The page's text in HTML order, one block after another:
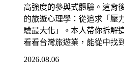
高強度的參與式體驗。這背
的旅遊心理學：從追求「壓
驗最大化」。本人帶你拆解
看看台灣旅遊業，能從中找
2026.08.06